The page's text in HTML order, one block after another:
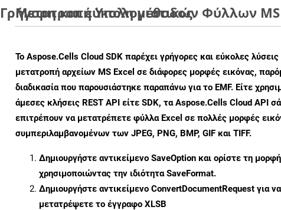
και εύκολη μέθοδος
Μετατροπή Υπολογιστικών Φύλλων
Το Aspose.Cells Cloud SDK παρέχει γρήγορες και εύκολες λύσεις
μετατροπή αρχείων MS Excel σε διάφορες μορφές εικόνας,
διαδικασία που παρουσιάστηκε παραπάνω για το EMF. Είτε
άμεσες κλήσεις REST API είτε SDK, τα Aspose.Cells Cloud API
επιτρέπουν να μετατρέπετε φύλλα Excel σε πολλές μορφές
συμπεριλαμβανομένων των JPEG, PNG, BMP, GIF και TIFF.
Δημιουργήστε αντικείμενο SaveOption και ορίστε τη
χρησιμοποιώντας την ιδιότηταSaveFormat.
Δημιουργήστε αντικείμενο ConvertDocumentRequest για να
μετατρέψετε το έγγραφο XLSB